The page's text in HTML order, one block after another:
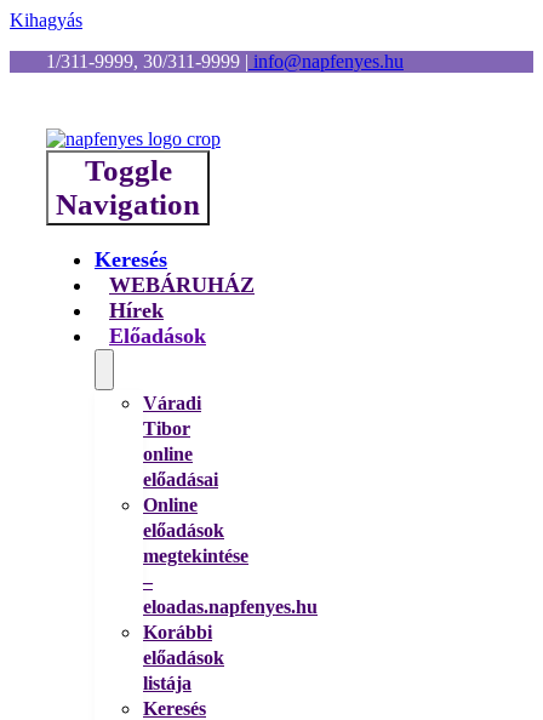
Kihagyás
1/311-9999, 30/311-9999 | info@napfenyes.hu
Toggle
Navigation
Keresés
WEBÁRUHÁZ
Hírek
Előadások
Váradi
Tibor
online
előadásai
Online
előadások
megtekintése
–
eloadas.napfenyes.hu
Korábbi
előadások
listája
Keresés